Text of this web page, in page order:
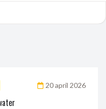
20 april 2026